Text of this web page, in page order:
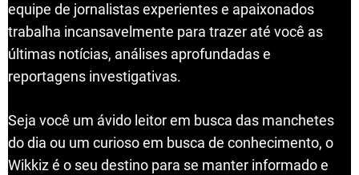
equipe de jornalistas experientes e apaixonados
trabalha incansavelmente para trazer até você as
últimas notícias, análises aprofundadas e
reportagens investigativas.
Seja você um ávido leitor em busca das manchetes
do dia ou um curioso em busca de conhecimento, o
Wikkiz é o seu destino para se manter informado e